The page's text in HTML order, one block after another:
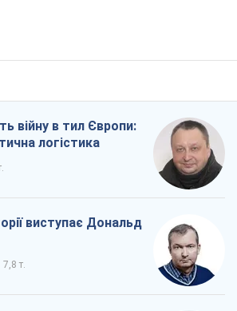
війну в тил Європи:
логістика
виступає Дональд
7,8 т.